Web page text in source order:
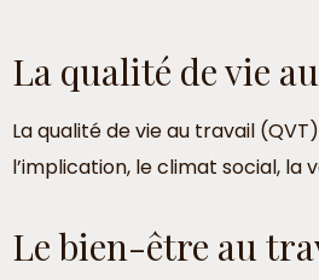
La qualité de vie
La qualité de vie au travail
l’implication, le climat social,
Le bien-être au